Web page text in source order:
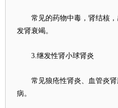
常见的药物中毒，肾结核，
发肾衰竭。
3.继发性肾小球肾炎
常见狼疮性肾炎、血管炎肾
病。